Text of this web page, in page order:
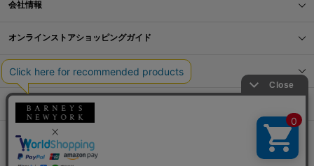
会社情報
オンラインストアショッピングガイド
店舗情報
サービス